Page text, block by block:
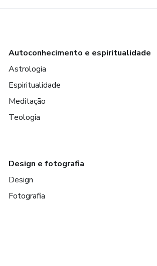
Autoconhecimento e espiritualidade
Astrologia
Espiritualidade
Meditação
Teologia
Design e fotografia
Design
Fotografia